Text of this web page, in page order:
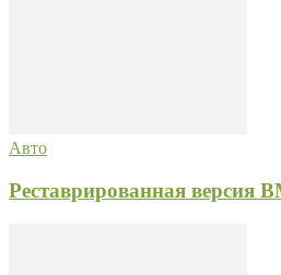
Авто
Реставрированная версия